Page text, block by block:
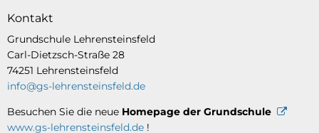
Kontakt
Grundschule Lehrensteinsfeld
Carl-Dietzsch-Straße 28
74251 Lehrensteinsfeld
info@gs-lehrensteinsfeld.de
Besuchen Sie die neue Homepage der Grundschule
www.gs-lehrensteinsfeld.de !